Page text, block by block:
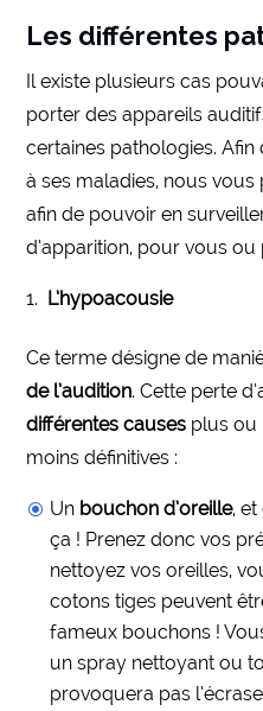
Les différentes
Il existe plusieurs cas
porter des appareils
certaines pathologies. Afin
à ses maladies, nous
afin de pouvoir en
d’apparition, pour vous
L’hypoacousie
Ce terme désigne de
de l’audition. Cette perte
différentes causes plus ou
moins définitives :
Un bouchon d’oreille,
ça ! Prenez donc vos
nettoyez vos oreilles,
cotons tiges peuvent
fameux bouchons !
un spray nettoyant ou
provoquera pas